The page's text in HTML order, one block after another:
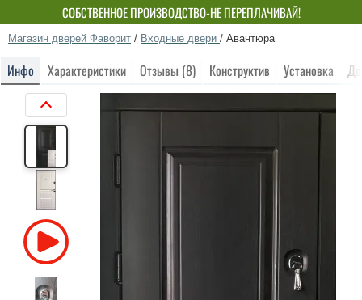
СОБСТВЕННОЕ ПРОИЗВОДСТВО-НЕ ПЕРЕПЛАЧИВАЙ!
Магазин дверей Фаворит / Входные двери / Авантюра
Инфо Характеристики Отзывы (8) Конструктив Установка